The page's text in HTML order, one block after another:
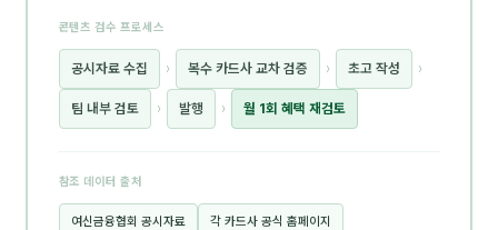
콘텐츠 검수 프로세스
공시자료 수집 › 복수 카드사 교차 검증 › 초고 작성 ›
팀 내부 검토 › 발행 › 월 1회 혜택 재검토
참조 데이터 출처
여신금융협회 공시자료 각 카드사 공식 홈페이지